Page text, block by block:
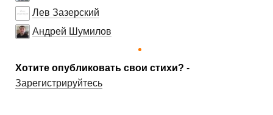
Лев Зазерский
Андрей Шумилов
Хотите опубликовать свои стихи? -
Зарегистрируйтесь